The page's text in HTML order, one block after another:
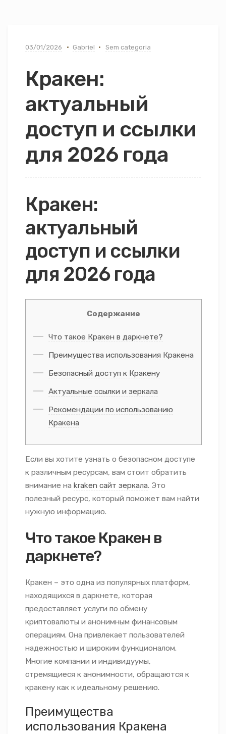
03/01/2026 Gabriel Sem categoria
Кракен:
актуальный
доступ и ссылки
для 2026 года
Кракен:
актуальный
доступ и ссылки
для 2026 года
Содержание
Что такое Кракен в даркнете?
Преимущества использования Кракена
Безопасный доступ к Кракену
Актуальные ссылки и зеркала
Рекомендации по использованию
Кракена
Если вы хотите узнать о безопасном доступе
к различным ресурсам, вам стоит обратить
внимание на kraken сайт зеркала. Это
полезный ресурс, который поможет вам найти
нужную информацию.
Что такое Кракен в
даркнете?
Кракен – это одна из популярных платформ,
находящихся в даркнете, которая
предоставляет услуги по обмену
криптовалюты и анонимным финансовым
операциям. Она привлекает пользователей
надежностью и широким функционалом.
Многие компании и индивидуумы,
стремящиеся к анонимности, обращаются к
кракену как к идеальному решению.
Преимущества
использования Кракена